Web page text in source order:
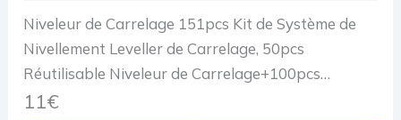
Niveleur de Carrelage 151pcs Kit de Système de
Nivellement Leveller de Carrelage, 50pcs
Réutilisable Niveleur de Carrelage+100pcs
Entretoise+1pcs Clés, pour Outils de Bricolage
11€